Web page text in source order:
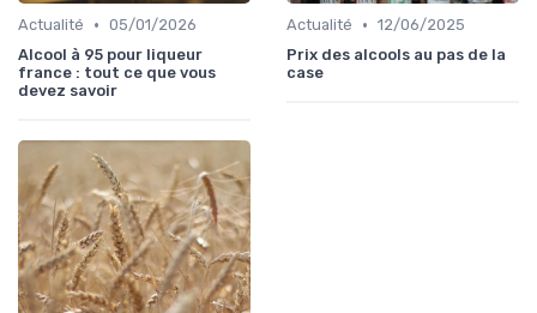
Actualité • 05/01/2026
Alcool à 95 pour liqueur
france : tout ce que vous
devez savoir
Actualité • 12/06/2025
Prix des alcools au pas de la
case